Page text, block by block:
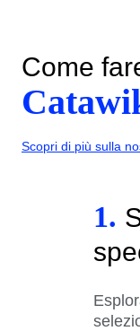
Come
Scopri di più sulla
1.